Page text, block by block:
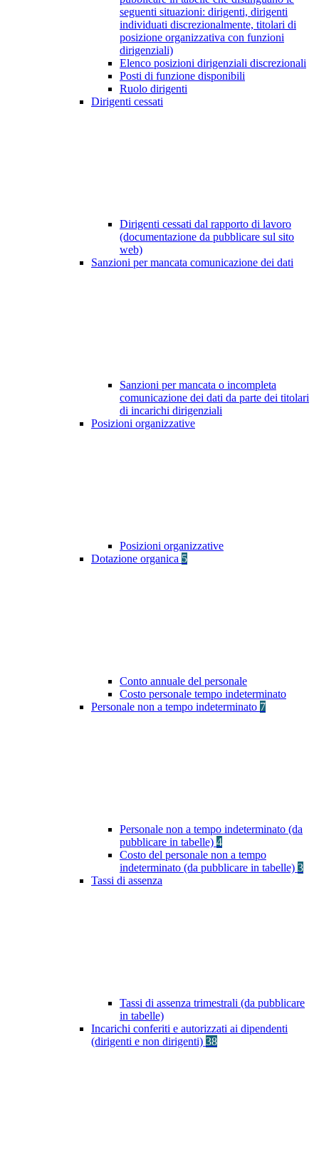
seguenti situazioni: dirigenti, dirigenti
individuati discrezionalmente, titolari di
posizione organizzativa con funzioni
dirigenziali)
Elenco posizioni dirigenziali discrezionali
Posti di funzione disponibili
Ruolo dirigenti
Dirigenti cessati
Dirigenti cessati dal rapporto di lavoro
(documentazione da pubblicare sul sito
web)
Sanzioni per mancata comunicazione dei dati
Sanzioni per mancata o incompleta
comunicazione dei dati da parte dei titolari
di incarichi dirigenziali
Posizioni organizzative
Posizioni organizzative
Dotazione organica 5
Conto annuale del personale
Costo personale tempo indeterminato
Personale non a tempo indeterminato 7
Personale non a tempo indeterminato (da
pubblicare in tabelle) 4
Costo del personale non a tempo
indeterminato (da pubblicare in tabelle) 3
Tassi di assenza
Tassi di assenza trimestrali (da pubblicare
in tabelle)
Incarichi conferiti e autorizzati ai dipendenti
(dirigenti e non dirigenti) 38